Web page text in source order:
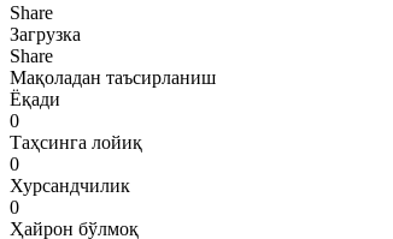
Share
Загрузка
Share
Мақоладан таъсирланиш
Ёқади
0
Таҳсинга лойиқ
0
Хурсандчилик
0
Ҳайрон бўлмоқ